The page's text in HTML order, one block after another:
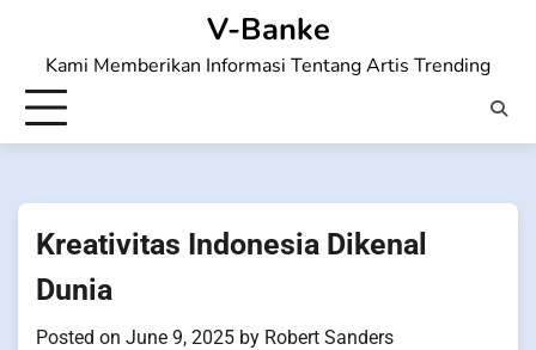
content
V-Banke
Kami Memberikan Informasi Tentang Artis Trending
Kreativitas Indonesia Dikenal
Dunia
Posted on June 9, 2025 by Robert Sanders